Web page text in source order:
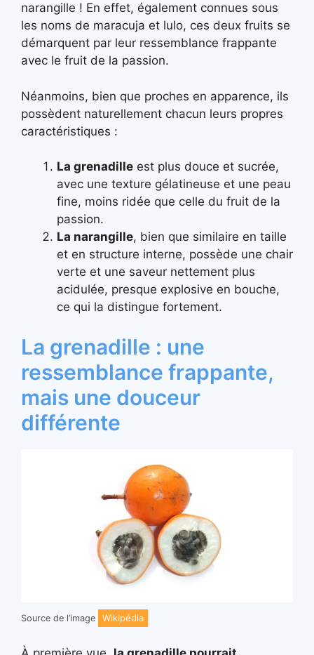
narangille ! En effet, également connues sous
les noms de maracuja et lulo, ces deux fruits se
démarquent par leur ressemblance frappante
avec le fruit de la passion.
Néanmoins, bien que proches en apparence, ils
possèdent naturellement chacun leurs propres
caractéristiques :
La grenadille est plus douce et sucrée,
avec une texture gélatineuse et une peau
fine, moins ridée que celle du fruit de la
passion.
La narangille, bien que similaire en taille
et en structure interne, possède une chair
verte et une saveur nettement plus
acidulée, presque explosive en bouche,
ce qui la distingue fortement.
La grenadille : une
ressemblance frappante,
mais une douceur
différente
Source de l’image Wikipédia